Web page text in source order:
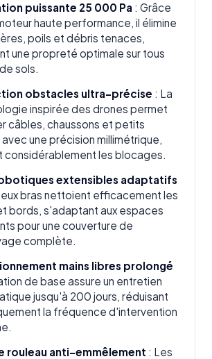
puissante 25 000 Pa : Grâce
haute performance, il élimine
poils et débris tenaces,
une propreté optimale sur tous
sols.
obstacles ultra-précise : La
inspirée des drones permet
câbles, chaussons et petits
une précision millimétrique,
considérablement les blocages.
extensibles adaptatifs
bras nettoient efficacement les
bords, s'adaptant aux espaces
pour une couverture de
complète.
mains libres prolongé
de base assure un entretien
jusqu'à 200 jours, réduisant
la fréquence d'intervention
rouleau anti-emmêlement : Les